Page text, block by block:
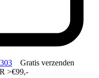
Gratis verzenden
>€99,-